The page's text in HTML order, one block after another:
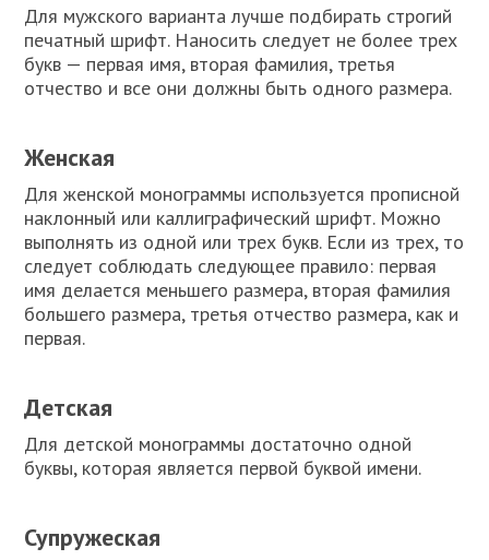
Для мужского варианта лучше подбирать строгий
печатный шрифт. Наносить следует не более трех
букв — первая имя, вторая фамилия, третья
отчество и все они должны быть одного размера.
Женская
Для женской монограммы используется прописной
наклонный или каллиграфический шрифт. Можно
выполнять из одной или трех букв. Если из трех, то
следует соблюдать следующее правило: первая
имя делается меньшего размера, вторая фамилия
большего размера, третья отчество размера, как и
первая.
Детская
Для детской монограммы достаточно одной
буквы, которая является первой буквой имени.
Супружеская